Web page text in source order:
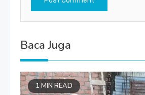
Baca Juga
1 MIN READ